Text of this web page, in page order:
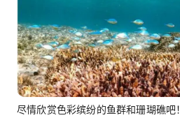
尽情欣赏色彩缤纷的鱼群和珊瑚礁吧！